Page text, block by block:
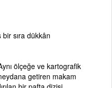
sıra dükkân
ölçeğe ve kartografik
getiren makam